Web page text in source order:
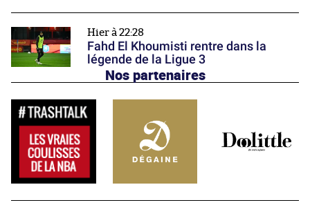
Hier à 22:28
Fahd El Khoumisti rentre dans la
légende de la Ligue 3
Nos partenaires